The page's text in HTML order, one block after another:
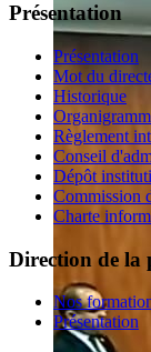
Présentation
Présentation
Mot du
Historique
Règlement
Conseil
Dépôt
Commission
Charte
Direction de la
Nos
Présentation